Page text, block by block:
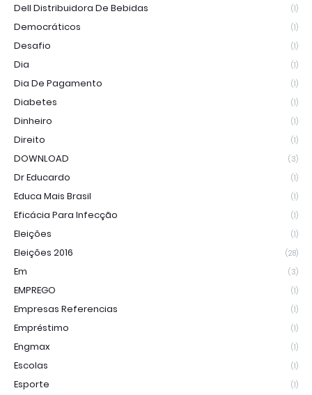
Dell Distribuidora De Bebidas (1)
Democráticos (1)
Desafio (1)
Dia (1)
Dia De Pagamento (1)
Diabetes (1)
Dinheiro (1)
Direito (1)
DOWNLOAD (3)
Dr Educardo (1)
Educa Mais Brasil (1)
Eficácia Para Infecção (1)
Eleições (1)
Eleições 2016 (28)
Em (3)
EMPREGO (1)
Empresas Referencias (1)
Empréstimo (1)
Engmax (1)
Escolas (1)
Esporte (1)